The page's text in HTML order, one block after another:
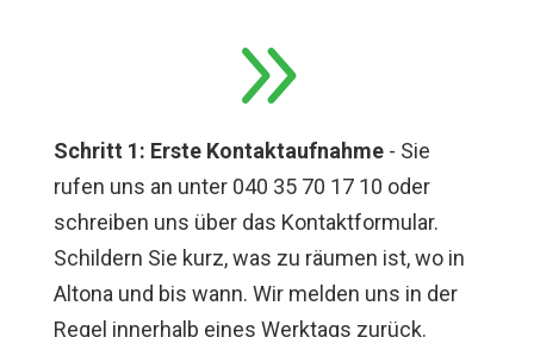
9
Schritt 1: Erste Kontaktaufnahme- Sie
rufen uns an unter 040 35 70 17 10 oder
schreiben uns über das Kontaktformular.
Schildern Sie kurz, was zu räumen ist, wo in
Altona und bis wann. Wir melden uns in der
Regel innerhalb eines Werktags zurück.